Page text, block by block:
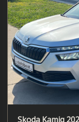
Skoda Kamiq